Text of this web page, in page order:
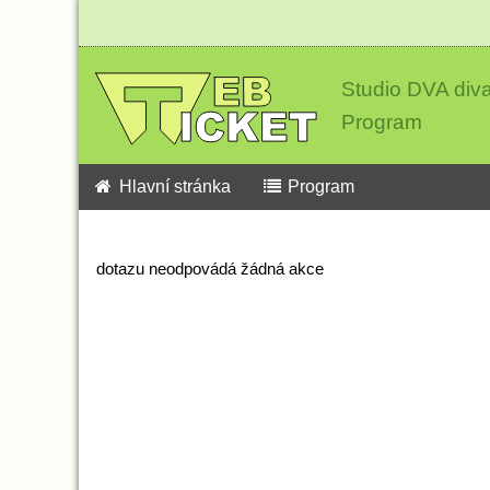
Studio DVA
Program
Hlavní stránka Program
dotazu neodpovádá žádná akce